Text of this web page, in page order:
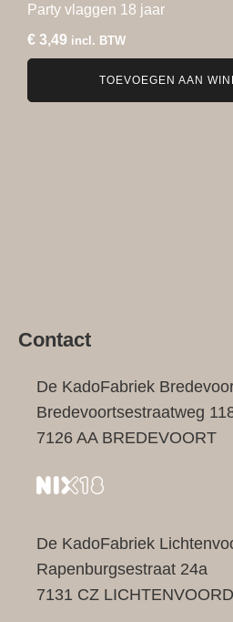
Party vlaggen 18 jaar
€ 3,49 incl. BTW
TOEVOEGEN AAN
Contact
De KadoFabriek
Bredevoortsestraatweg
7126 AA BREDEVOORT
De KadoFabriek
Rapenburgsestraat 24a
7131 CZ